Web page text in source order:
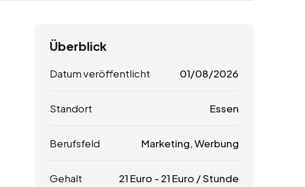
Überblick
Datum veröffentlicht 01/08/2026
Standort Essen
Berufsfeld Marketing, Werbung
Gehalt 21 Euro - 21 Euro / Stunde